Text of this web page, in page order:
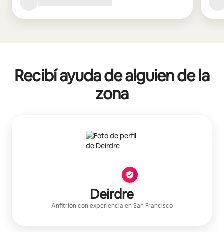
Recibí ayuda de alguien de la
zona
Deirdre
Anfitrión con experiencia en San Francisco